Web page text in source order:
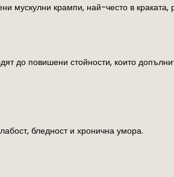
мускулни крампи, най-често в краката,
до повишени стойности, които
бледност и хронична умора.